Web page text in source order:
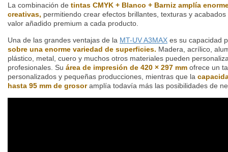
La combinación de tintas CMYK + Blanco + Barniz amplía
creativas, permitiendo crear efectos brillantes, texturas y
valor añadido premium a cada producto.
Una de las grandes ventajas de la MT-UV A3MAX es su capacidad
sobre una enorme variedad de superficies. Madera, acrílico,
plástico, metal, cuero y muchos otros materiales pueden
profesionales. Su área de impresión de 420 × 297 mm ofrece un
personalizados y pequeñas producciones, mientras que la
hasta 95 mm de grosoramplía todavía más las posibilidades de